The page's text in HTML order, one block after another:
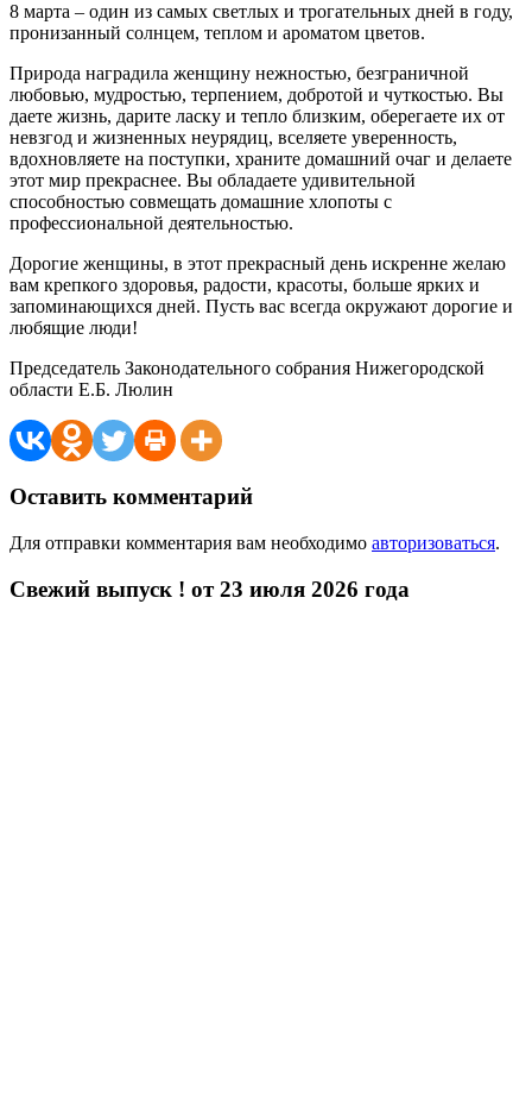
8 марта – один из самых светлых и трогательных дней в году,
пронизанный солнцем, теплом и ароматом цветов.
Природа наградила женщину нежностью, безграничной
любовью, мудростью, терпением, добротой и чуткостью. Вы
даете жизнь, дарите ласку и тепло близким, оберегаете их от
невзгод и жизненных неурядиц, вселяете уверенность,
вдохновляете на поступки, храните домашний очаг и делаете
этот мир прекраснее. Вы обладаете удивительной
способностью совмещать домашние хлопоты с
профессиональной деятельностью.
Дорогие женщины, в этот прекрасный день искренне желаю
вам крепкого здоровья, радости, красоты, больше ярких и
запоминающихся дней. Пусть вас всегда окружают дорогие и
любящие люди!
Председатель Законодательного собрания Нижегородской
области Е.Б. Люлин
Оставить комментарий
Для отправки комментария вам необходимо авторизоваться.
Свежий выпуск ! от 23 июля 2026 года